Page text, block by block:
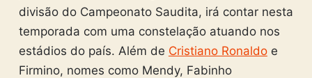
divisão do Campeonato Saudita, irá contar nesta
temporada com uma constelação atuando nos
estádios do país. Além de Cristiano Ronaldoe
Firmino, nomes como Mendy, Fabinho